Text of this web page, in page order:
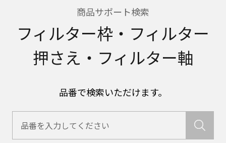
商品サポート検索
フィルター枠・フィルター
押さえ・フィルター軸
品番で検索いただけます。